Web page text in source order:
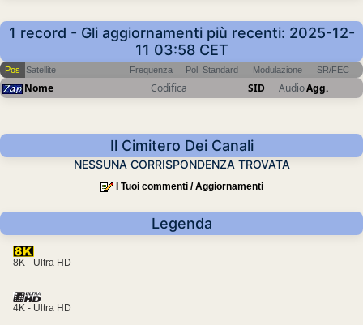
1 record - Gli aggiornamenti più recenti: 2025-12-
11 03:58 CET
Pos Satellite Frequenza Pol Standard Modulazione SR/FEC
Nome Codifica SID AudioAgg.
Il Cimitero Dei Canali
NESSUNA CORRISPONDENZA TROVATA
I Tuoi commenti / Aggiornamenti
Legenda
8K - Ultra HD
4K - Ultra HD